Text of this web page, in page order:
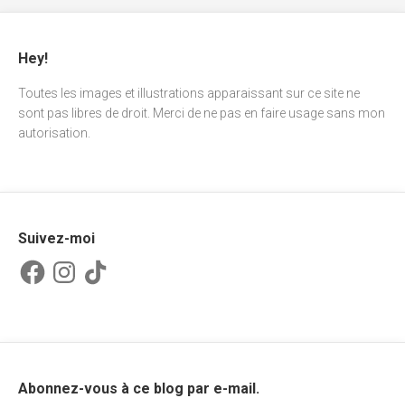
Hey!
Toutes les images et illustrations apparaissant sur ce site ne
sont pas libres de droit. Merci de ne pas en faire usage sans mon
autorisation.
Suivez-moi
FacebookInstagram
TikTok
Abonnez-vous à ce blog par e-mail.